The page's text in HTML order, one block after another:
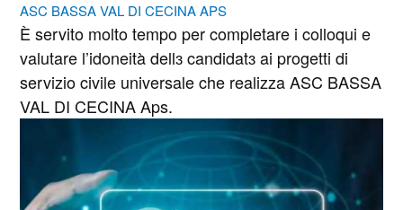
ASC BASSA VAL DI CECINA APS
È servito molto tempo per completare i colloqui e
valutare l’idoneità dellɜ candidatɜ ai progetti di
servizio civile universale che realizza ASC BASSA
VAL DI CECINA Aps.